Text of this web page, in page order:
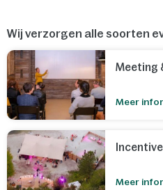
Wij verzorgen alle soorten
Meeting
Meer
Meer